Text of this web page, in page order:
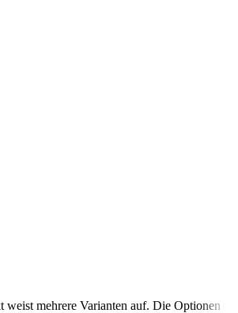
weist mehrere Varianten auf. Die Optionen